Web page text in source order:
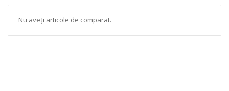
Nu aveți articole de comparat.